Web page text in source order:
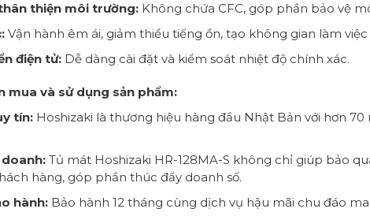
thiện môi trường: Không chứa CFC, góp phần bảo vệ
Vận hành êm ái, giảm thiểu tiếng ồn, tạo không gian làm
điện tử: Dễ dàng cài đặt và kiểm soát nhiệt độ chính xác.
mua và sử dụng sản phẩm:
tín: Hoshizaki là thương hiệu hàng đầu Nhật Bản với hơn
doanh: Tủ mát Hoshizaki HR-128MA-S không chỉ giúp bảo
hàng, góp phần thúc đẩy doanh số.
hành: Bảo hành 12 tháng cùng dịch vụ hậu mãi chu đáo